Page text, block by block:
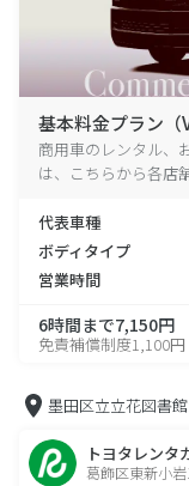
基本料金プラン（
商用車のレンタル、
は、こちらから各店
代表車種
ボディタイプ
営業時間
6時間まで7,150円
免責補償制度1,100円
墨田区立立花図書
トヨタレンタ
葛飾区東新小岩